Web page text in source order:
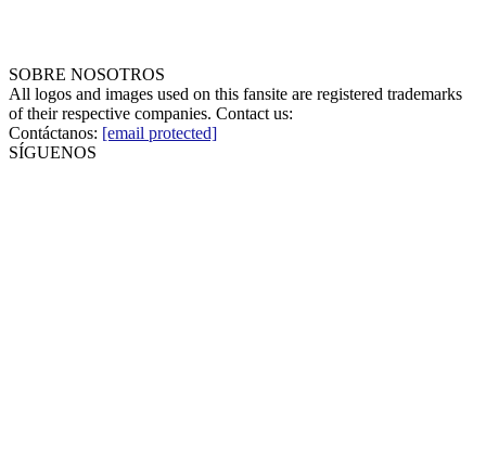
SOBRE NOSOTROS
All logos and images used on this fansite are registered trademarks
of their respective companies. Contact us:
Contáctanos: [email protected]
SÍGUENOS